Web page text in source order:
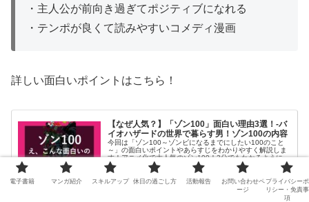
・主人公が前向き過ぎてポジティブになれる
・テンポが良くて読みやすいコメディ漫画
詳しい面白いポイントはこちら！
【なぜ人気？】「ゾン100」面白い理由3選！-バ
イオハザードの世界で暮らす男！ゾン100の内容
今回は「ゾン100～ゾンビになるまでにしたい100のこと
～」の面白いポイントやあらすじをわかりやすく解説しま
す！アニメ化で大人気のゾン100！3分でもわかるようにま
とめました！漫画「ゾン100」を読もうか迷っている方や
仕事の疲れをリフレッシュしたい方は是非こちらの記事を
参考にしてください！お得に読める方法も記載してます
comic-daigaku.com 2023.07.25
電子書籍 マンガ紹介 スキルアップ 休日の過ごし方 活動報告
お問い合わせペ
ージ
プライバシーポ
リシー・免責事
項